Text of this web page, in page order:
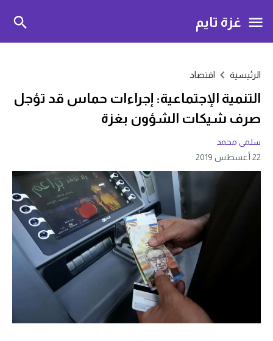
غزة تايم
الرئيسية اقتصاد
التنمية الإجتماعية: إجراءات حماس قد تؤجل
صرف شيكات الشؤون بغزة
سلمى محمد
22 أغسطس 2019